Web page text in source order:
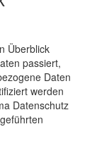
Überblick
passiert,
Daten
werden
Datenschutz